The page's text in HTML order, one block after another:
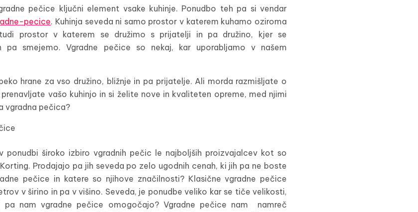
pečice ključni element vsake kuhinje. Ponudbo teh pa si vendar
pecice. Kuhinja seveda ni samo prostor v katerem kuhamo oziroma
prostor v katerem se družimo s prijatelji in pa družino, kjer se
pa smejemo. Vgradne pečice so nekaj, kar uporabljamo v našem
hrane za vso družino, bližnje in pa prijatelje. Ali morda razmišljate o
vašo kuhinjo in si želite nove in kvaliteten opreme, med njimi
vgradna pečica?
ponudbi široko izbiro vgradnih pečic le najboljših proizvajalcev kot so
Prodajajo pa jih seveda po zelo ugodnih cenah, ki jih pa ne boste
pečice in katere so njihove značilnosti? Klasične vgradne pečice
v širino in pa v višino. Seveda, je ponudbe veliko kar se tiče velikosti,
nam vgradne pečice omogočajo? Vgradne pečice nam namreč